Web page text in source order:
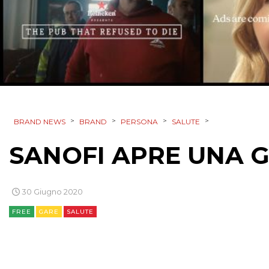
BRAND NEWS > BRAND > PERSONA > SALUTE >
SANOFI APRE UNA
30 Giugno 2020
FREE GARE SALUTE